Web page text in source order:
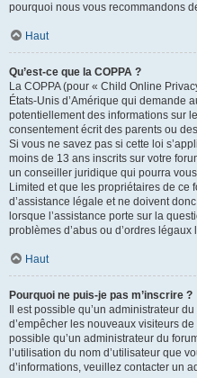
pourquoi nous vous recommandons
Haut
Qu’est-ce que la COPPA ?
La COPPA (pour « Child Online
États-Unis d’Amérique qui demande
potentiellement des informations sur
consentement écrit des parents ou
Si vous ne savez pas si cette loi
moins de 13 ans inscrits sur votre
un conseiller juridique qui pourra
Limited et que les propriétaires de ce
d’assistance légale et ne doivent
lorsque l’assistance porte sur la
problèmes d’abus ou d’ordres légaux
Haut
Pourquoi ne puis-je pas m’inscrire ?
Il est possible qu’un administrateur
d’empêcher les nouveaux visiteurs
possible qu’un administrateur du
l’utilisation du nom d’utilisateur que
d’informations, veuillez contacter un